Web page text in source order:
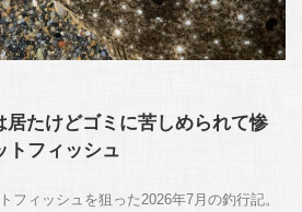
居たけどゴミに苦しめられて惨
トフィッシュ
フィッシュを狙った2026年7月の釣行記。